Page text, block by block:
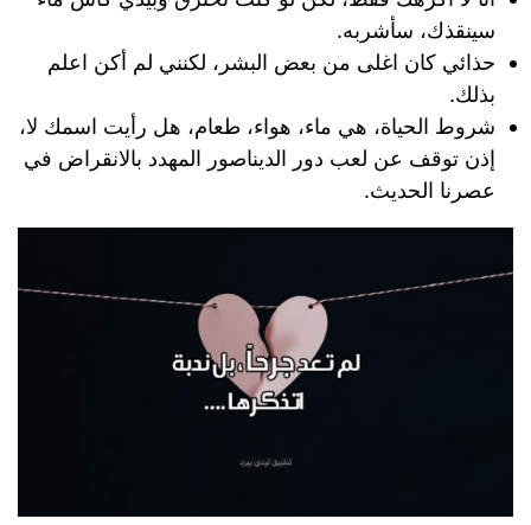
سينقذك، سأشربه.
حذائي كان اغلى من بعض البشر، لكنني لم أكن اعلم
بذلك.
شروط الحياة، هي ماء، هواء، طعام، هل رأيت اسمك لا،
إذن توقف عن لعب دور الديناصور المهدد بالانقراض في
عصرنا الحديث.